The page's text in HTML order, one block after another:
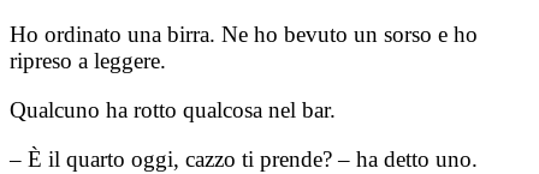
Ho ordinato una birra. Ne ho bevuto un sorso e ho
ripreso a leggere.
Qualcuno ha rotto qualcosa nel bar.
– È il quarto oggi, cazzo ti prende? – ha detto uno.